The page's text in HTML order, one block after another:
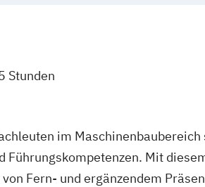
Stunden
im
Führungskompetenzen. Mit
Fern- und ergänzendem